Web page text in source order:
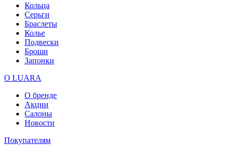
Кольца
Серьги
Браслеты
Колье
Подвески
Броши
Запонки
О LUARA
О бренде
Акции
Салоны
Новости
Покупателям